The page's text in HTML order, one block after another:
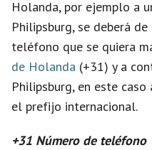
Holanda, por ejemplo a
Philipsburg, se deberá
teléfono que se quiera
de Holanda (+31) y a
Philipsburg, en este
el prefijo internacional.
+31 Número de teléfono